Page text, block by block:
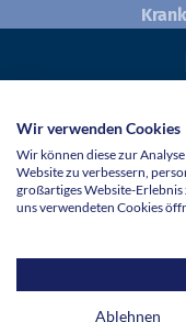
Wir verwenden Cookies
Wir können diese zur
Website zu verbessern,
großartiges Website-
uns verwendeten Cookies
Ablehnen